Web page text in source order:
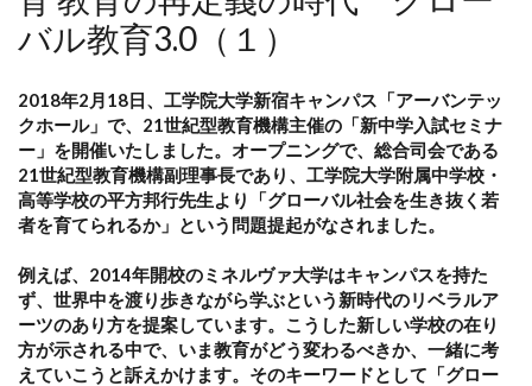
バル教育3.0（１）
2018年2月18日、工学院大学新宿キャンパス「アーバンテッ
クホール」で、21世紀型教育機構主催の「新中学入試セミナ
ー」を開催いたしました。オープニングで、総合司会である
21世紀型教育機構副理事長であり、工学院大学附属中学校・
高等学校の平方邦行先生より「グローバル社会を生き抜く若
者を育てられるか」という問題提起がなされました。
例えば、2014年開校のミネルヴァ大学はキャンパスを持た
ず、世界中を渡り歩きながら学ぶという新時代のリベラルア
ーツのあり方を提案しています。こうした新しい学校の在り
方が示される中で、いま教育がどう変わるべきか、一緒に考
えていこうと訴えかけます。そのキーワードとして「グロー